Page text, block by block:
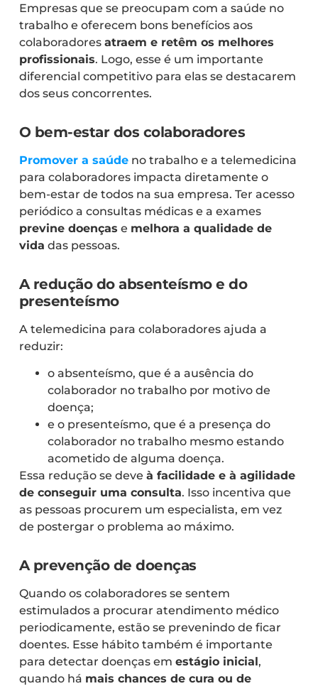
Empresas que se preocupam com a saúde no
trabalho e oferecem bons benefícios aos
colaboradores atraem e retêm os melhores
profissionais. Logo, esse é um importante
diferencial competitivo para elas se destacarem
dos seus concorrentes.
O bem-estar dos colaboradores
Promover a saúdeno trabalho e a telemedicina
para colaboradores impacta diretamente o
bem-estar de todos na sua empresa. Ter acesso
periódico a consultas médicas e a exames
previne doenças e melhora a qualidade de
vida das pessoas.
A redução do absenteísmo e do
presenteísmo
A telemedicina para colaboradores ajuda a
reduzir:
o absenteísmo, que é a ausência do
colaborador no trabalho por motivo de
doença;
e o presenteísmo, que é a presença do
colaborador no trabalho mesmo estando
acometido de alguma doença.
Essa redução se deve à facilidade e à agilidade
de conseguir uma consulta. Isso incentiva que
as pessoas procurem um especialista, em vez
de postergar o problema ao máximo.
A prevenção de doenças
Quando os colaboradores se sentem
estimulados a procurar atendimento médico
periodicamente, estão se prevenindo de ficar
doentes. Esse hábito também é importante
para detectar doenças em estágio inicial,
quando há mais chances de cura ou de